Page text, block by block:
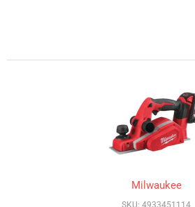
Milwaukee